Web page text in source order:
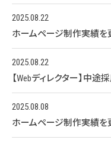
2025.08.22
ホームページ制作実績を
2025.08.22
【Webディレクター】中
2025.08.08
ホームページ制作実績を